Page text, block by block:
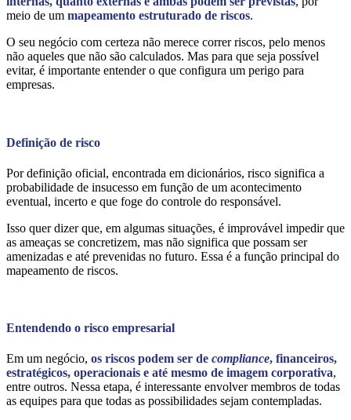
meio de um mapeamento estruturado de riscos.
O seu negócio com certeza não merece correr riscos, pelo menos
não aqueles que não são calculados. Mas para que seja possível
evitar, é importante entender o que configura um perigo para
empresas.
Definição de risco
Por definição oficial, encontrada em dicionários, risco significa a
probabilidade de insucesso em função de um acontecimento
eventual, incerto e que foge do controle do responsável.
Isso quer dizer que, em algumas situações, é improvável impedir que
as ameaças se concretizem, mas não significa que possam ser
amenizadas e até prevenidas no futuro. Essa é a função principal do
mapeamento de riscos.
Entendendo o risco empresarial
Em um negócio, os riscos podem ser de compliance, financeiros,
estratégicos, operacionais e até mesmo de imagem corporativa,
entre outros. Nessa etapa, é interessante envolver membros de todas
as equipes para que todas as possibilidades sejam contempladas.